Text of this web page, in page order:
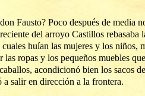
Fausto? Poco después de media
del arroyo Castillos rebasaba
huían las mujeres y los niños,
las ropas y los pequeños muebles
acondicionó bien los sacos
a salir en dirección a la frontera.